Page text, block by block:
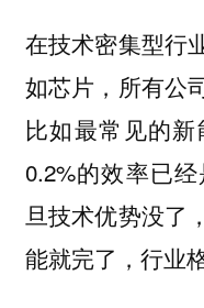
在技术密集型行
如芯片，所有公
比如最常见的
0.2%的效率已
旦技术优势没了
能就完了，行业